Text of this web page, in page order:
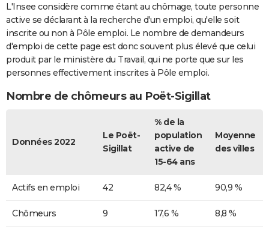
L'Insee considère comme étant au chômage, toute personne
active se déclarant à la recherche d'un emploi, qu'elle soit
inscrite ou non à Pôle emploi. Le nombre de demandeurs
d'emploi de cette page est donc souvent plus élevé que celui
produit par le ministère du Travail, qui ne porte que sur les
personnes effectivement inscrites à Pôle emploi.
Nombre de chômeurs au Poët-Sigillat
Données 2022
Le Poët-
Sigillat
% de la
population
active de
15-64 ans
Moyenne
des villes
Actifs en emploi 42 82,4 % 90,9 %
Chômeurs 9 17,6 % 8,8 %